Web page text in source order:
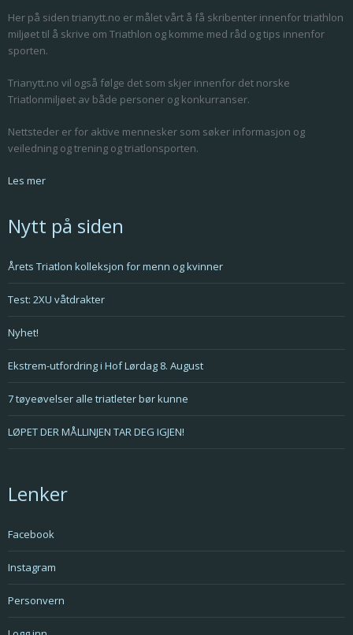
Her på siden trianytt.no er målet vårt å få skribenter innenfor triathlon
miljøet til å skrive om Triathlon og komme med råd og tips innenfor
sporten.
Trianytt.no vil også følge det som skjer innenfor det norske
Triatlonmiljøet av både personer og konkurranser.
Nettsteder er for aktive mennesker som søker informasjon og
veiledning og trening og triatlonsporten.
Les mer
Nytt på siden
Årets Triatlon kolleksjon for menn og kvinner
Test: 2XU våtdrakter
Nyhet!
Ekstrem-utfordring i Hof Lørdag 8. August
7 tøyeøvelser alle triatleter bør kunne
LØPET DER MÅLLINJEN TAR DEG IGJEN!
Lenker
Facebook
Instagram
Personvern